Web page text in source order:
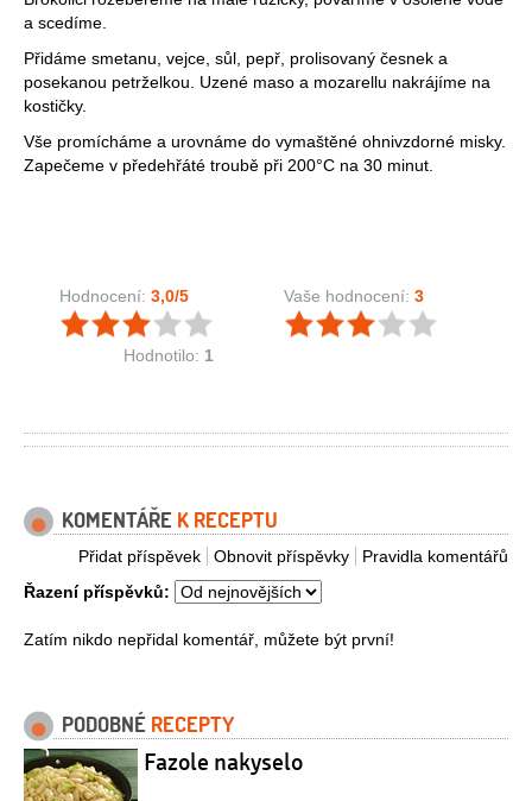
a scedíme.
Přidáme smetanu, vejce, sůl, pepř, prolisovaný česnek a
posekanou petrželkou. Uzené maso a mozarellu nakrájíme na
kostičky.
Vše promícháme a urovnáme do vymaštěné ohnivzdorné misky.
Zapečeme v předehřáté troubě při 200°C na 30 minut.
Hodnocení: 3,0/5
Hodnotilo: 1
Vaše hodnocení: 3
KOMENTÁŘE K RECEPTU
Pravidla komentářů
Obnovit příspěvky
Přidat příspěvek
Řazení příspěvků:
Zatím nikdo nepřidal komentář, můžete být první!
PODOBNÉ RECEPTY
Fazole nakyselo